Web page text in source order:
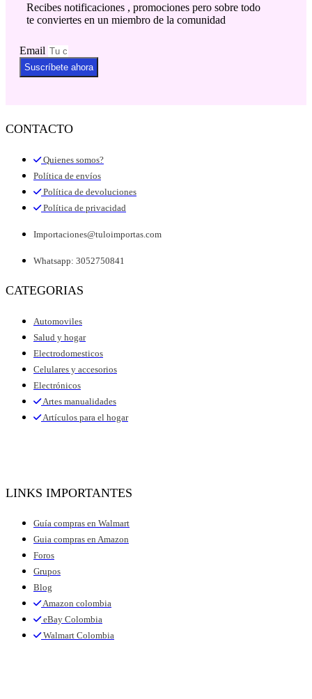
Recibes notificaciones , promociones pero sobre todo
te conviertes en un miembro de la comunidad
Email
Suscríbete ahora
CONTACTO
Quienes somos?
Política de envíos
Política de devoluciones
Política de privacidad
Importaciones@tuloimportas.com
Whatsapp: 3052750841
CATEGORIAS
Automoviles
Salud y hogar
Electrodomesticos
Celulares y accesorios
Electrónicos
Artes manualidades
Artículos para el hogar
LINKS IMPORTANTES
Guía compras en Walmart
Guia compras en Amazon
Foros
Grupos
Blog
Amazon colombia
eBay Colombia
Walmart Colombia